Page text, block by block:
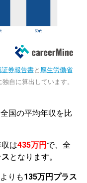
証券報告書と 厚生労働省
独自に算出しています。
国の平均年収を比
は435万円 で、全
となります。
りも135万円プラス